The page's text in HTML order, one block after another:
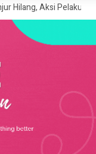
Pelaku Terekam CCTV